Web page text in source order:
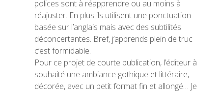
polices sont à réapprendre ou au moins à
réajuster. En plus ils utilisent une ponctuation
basée sur l’anglais mais avec des subtilités
déconcertantes. Bref, j’apprends plein de truc
c’est formidable.
Pour ce projet de courte publication, l’éditeur à
souhaité une ambiance gothique et littéraire,
décorée, avec un petit format fin et allongé… Je